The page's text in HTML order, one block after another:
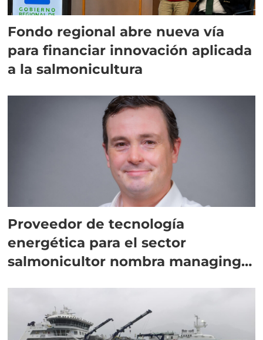
Fondo regional abre nueva vía
para financiar innovación aplicada
a la salmonicultura
Proveedor de tecnología
energética para el sector
salmonicultor nombra managing